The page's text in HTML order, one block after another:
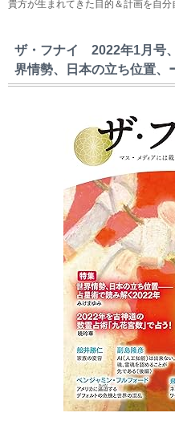
貴方が生まれてきた目的＆計画を自分
ザ・フナイ 2022年1月号
界情勢、日本の立ち位置、